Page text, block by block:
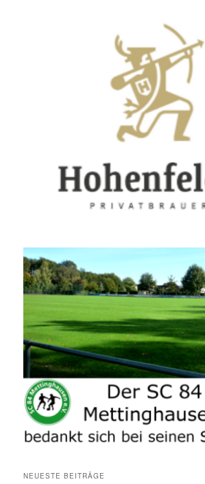
NEUESTE BEITRÄGE